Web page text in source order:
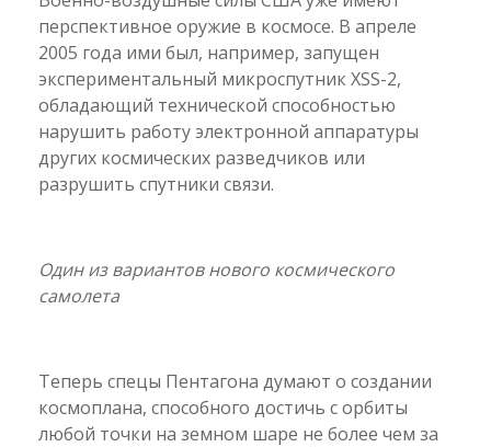
перспективное оружие в космосе. В апреле
2005 года ими был, например, запущен
экспериментальный микроспутник XSS-2,
обладающий технической способностью
нарушить работу электронной аппаратуры
других космических разведчиков или
разрушить спутники связи.
Один из вариантов нового космического
самолета
Теперь спецы Пентагона думают о создании
космоплана, способного достичь с орбиты
любой точки на земном шаре не более чем за